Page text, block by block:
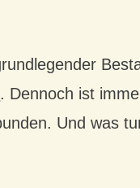
. Dennoch ist
Und was